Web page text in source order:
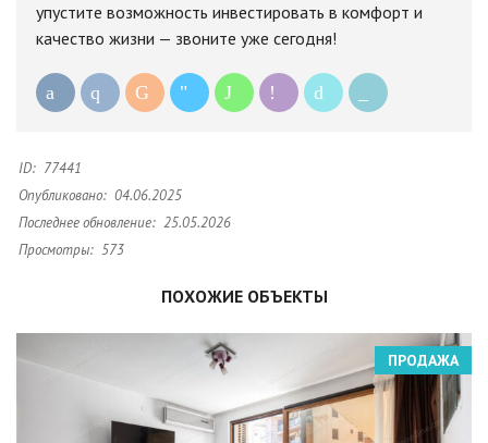
упустите возможность инвестировать в комфорт и
качество жизни — звоните уже сегодня!
ID: 77441
Опубликовано: 04.06.2025
Последнее обновление: 25.05.2026
Просмотры: 573
ПОХОЖИЕ ОБЪЕКТЫ
ПРОДАЖА